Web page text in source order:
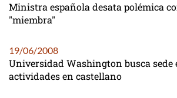
Ministra española desata polémica
"miembra"
19/06/2008
Universidad Washington busca sede
actividades en castellano